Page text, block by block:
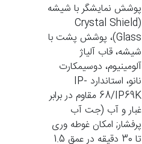
پوشش نمایشگر با شیشه
(Crystal Shield
Glass)، پوشش پشت با
شیشه، قاب آلیاژ
آلومینیوم، دوسیمکارت
نانو، استاندارد IP-
68/IP69K مقاوم در برابر
غبار و آب (جت آب
پرفشار; امکان غوطه وری
تا 30 دقیقه در عمق 1.5